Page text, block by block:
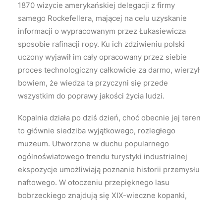
1870 wizycie amerykańskiej delegacji z firmy
samego Rockefellera, mającej na celu uzyskanie
informacji o wypracowanym przez Łukasiewicza
sposobie rafinacji ropy. Ku ich zdziwieniu polski
uczony wyjawił im cały opracowany przez siebie
proces technologiczny całkowicie za darmo, wierzył
bowiem, że wiedza ta przyczyni się przede
wszystkim do poprawy jakości życia ludzi.
Kopalnia działa po dziś dzień, choć obecnie jej teren
to głównie siedziba wyjątkowego, rozległego
muzeum. Utworzone w duchu popularnego
ogólnoświatowego trendu turystyki industrialnej
ekspozycje umożliwiają poznanie historii przemysłu
naftowego. W otoczeniu przepięknego lasu
bobrzeckiego znajdują się XIX-wieczne kopanki,